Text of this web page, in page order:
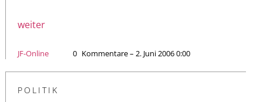
weiter
JF-Online 0 Kommentare – 2. Juni 2006 0:00
POLITIK